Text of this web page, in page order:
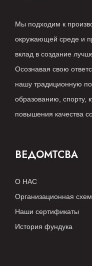
Мы подходим к
окружающей среде и
вклад в создание
Осознавая свою
нашу традиционную
образованию, спорту,
повышения качества
ВЕДОМТСВА
О НАС
Организационная
Наши сертификаты
История фундука